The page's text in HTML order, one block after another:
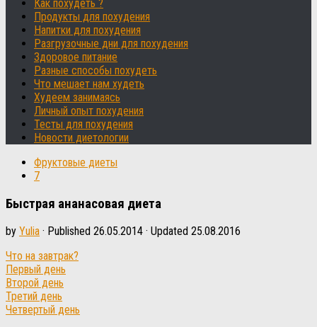
Как похудеть ?
Продукты для похудения
Напитки для похудения
Разгрузочные дни для похудения
Здоровое питание
Разные способы похудеть
Что мешает нам худеть
Худеем занимаясь
Личный опыт похудения
Тесты для похудения
Новости диетологии
Фруктовые диеты
7
Быстрая ананасовая диета
by Yulia · Published 26.05.2014 · Updated 25.08.2016
Что на завтрак?
Первый день
Второй день
Третий день
Четвертый день